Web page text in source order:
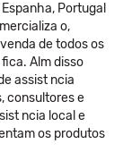
Portugal
o,
de todos os
Alm disso
assist ncia
consultores e
ncia local e
os produtos